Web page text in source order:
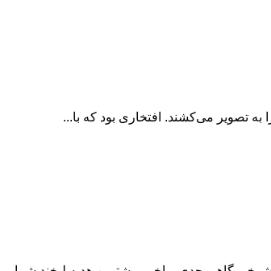
تصویر می‌کشند. افتخاری بود که با...